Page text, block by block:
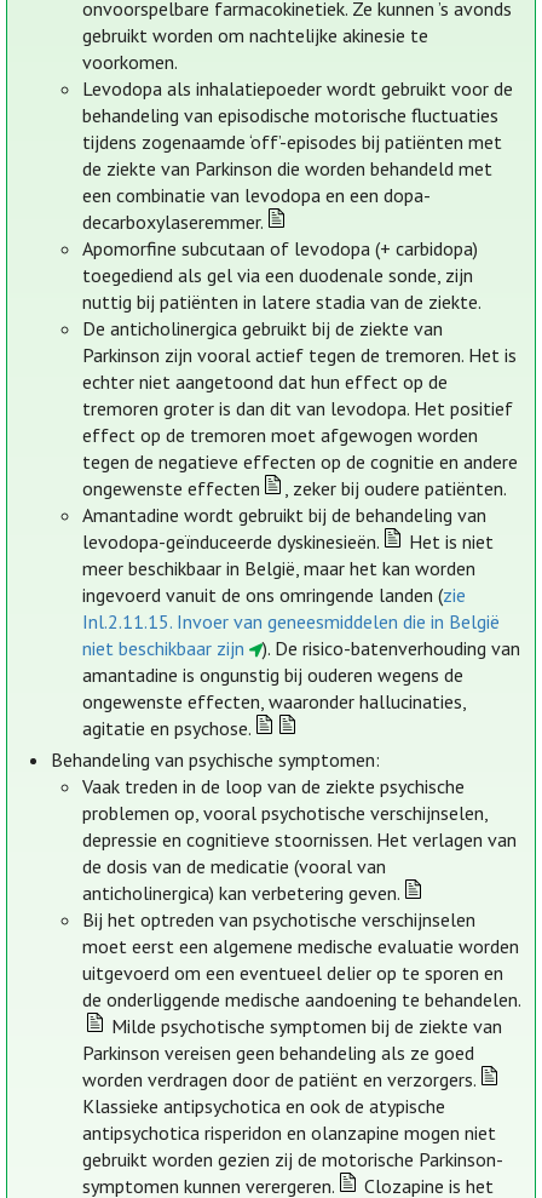
onvoorspelbare farmacokinetiek. Ze kunnen ’s avonds
gebruikt worden om nachtelijke akinesie te
voorkomen.
Levodopa als inhalatiepoeder wordt gebruikt voor de
behandeling van episodische motorische fluctuaties
tijdens zogenaamde ‘off’-episodes bij patiënten met
de ziekte van Parkinson die worden behandeld met
een combinatie van levodopa en een dopa-
decarboxylaseremmer.
Apomorfine subcutaan of levodopa (+ carbidopa)
toegediend als gel via een duodenale sonde, zijn
nuttig bij patiënten in latere stadia van de ziekte.
De anticholinergica gebruikt bij de ziekte van
Parkinson zijn vooral actief tegen de tremoren. Het is
echter niet aangetoond dat hun effect op de
tremoren groter is dan dit van levodopa. Het positief
effect op de tremoren moet afgewogen worden
tegen de negatieve effecten op de cognitie en andere
ongewenste effecten
, zeker bij oudere patiënten.
Amantadine wordt gebruikt bij de behandeling van
levodopa-geïnduceerde dyskinesieën.
Het is niet
meer beschikbaar in België, maar het kan worden
ingevoerd vanuit de ons omringende landen (zie
Inl.2.11.15. Invoer van geneesmiddelen die in België
niet beschikbaar zijn
). De risico-batenverhouding van
amantadine is ongunstig bij ouderen wegens de
ongewenste effecten, waaronder hallucinaties,
agitatie en psychose.
Behandeling van psychische symptomen:
Vaak treden in de loop van de ziekte psychische
problemen op, vooral psychotische verschijnselen,
depressie en cognitieve stoornissen. Het verlagen van
de dosis van de medicatie (vooral van
anticholinergica) kan verbetering geven.
Bij het optreden van psychotische verschijnselen
moet eerst een algemene medische evaluatie worden
uitgevoerd om een eventueel delier op te sporen en
de onderliggende medische aandoening te behandelen.
Milde psychotische symptomen bij de ziekte van
Parkinson vereisen geen behandeling als ze goed
worden verdragen door de patiënt en verzorgers.
Klassieke antipsychotica en ook de atypische
antipsychotica risperidon en olanzapine mogen niet
gebruikt worden gezien zij de motorische Parkinson-
symptomen kunnen verergeren.
Clozapine is het